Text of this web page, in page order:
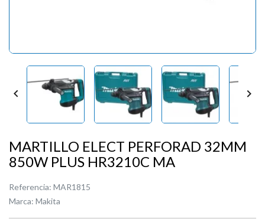
 
MARTILLO ELECT PERFORAD 32MM
850W PLUS HR3210C MA
Referencia: MAR1815
Marca: Makita